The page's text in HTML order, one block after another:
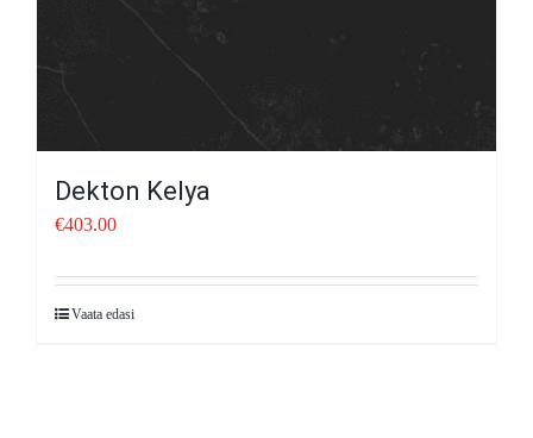
Dekton Kelya
€403.00
Vaata edasi